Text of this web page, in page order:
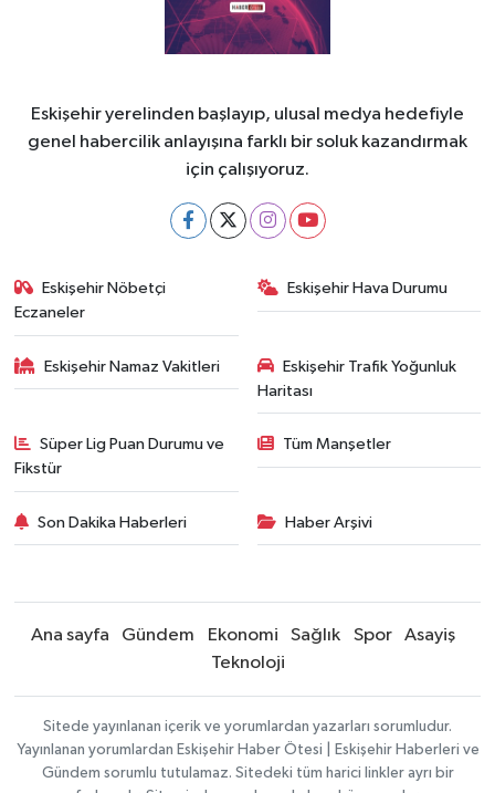
Eskişehir yerelinden başlayıp, ulusal medya hedefiyle
genel habercilik anlayışına farklı bir soluk kazandırmak
için çalışıyoruz.
Eskişehir Nöbetçi
Eczaneler
Eskişehir Hava Durumu
Eskişehir Namaz Vakitleri
Eskişehir Trafik Yoğunluk
Haritası
Süper Lig Puan Durumu ve
Fikstür
Tüm Manşetler
Son Dakika Haberleri Haber Arşivi
Ana sayfa Gündem Ekonomi Sağlık Spor
Asayiş
Teknoloji
Sitede yayınlanan içerik ve yorumlardan yazarları sorumludur.
Yayınlanan yorumlardan Eskişehir Haber Ötesi | Eskişehir Haberleri ve
Gündem sorumlu tutulamaz. Sitedeki tüm harici linkler ayrı bir